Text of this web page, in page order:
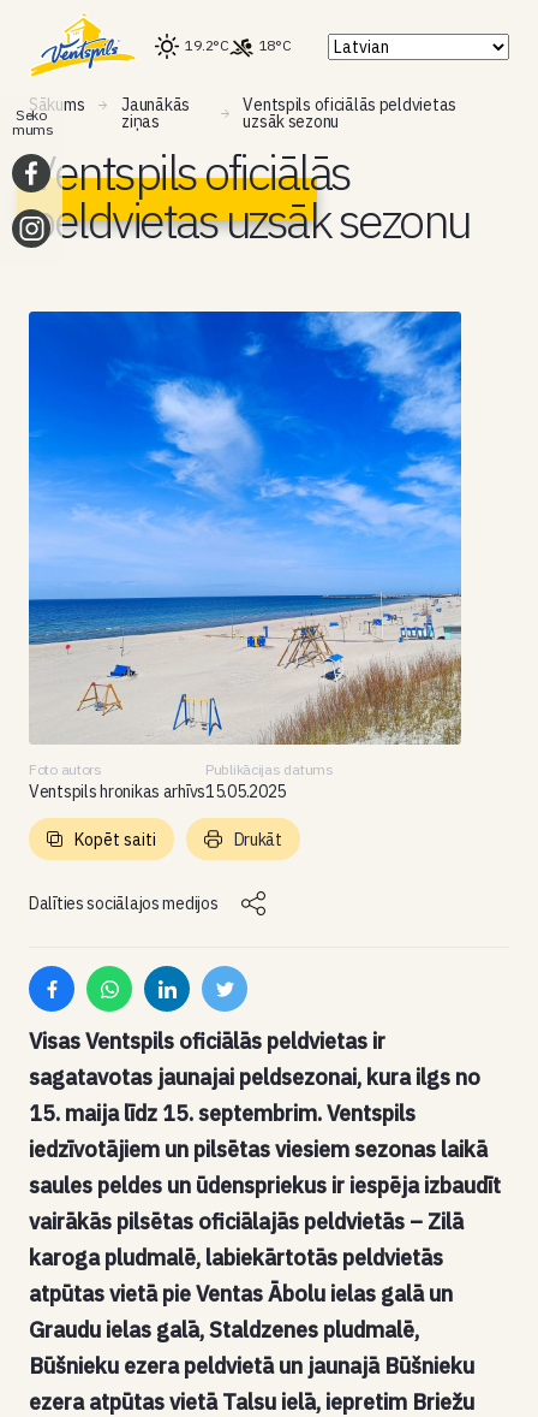
19.2°C 18°C
Sākums Jaunākās
ziņas
Ventspils oficiālās peldvietas
uzsāk sezonu
Ventspils oficiālās
peldvietas uzsāk sezonu
Foto autors
Ventspils hronikas arhīvs
Publikācijas datums
15.05.2025
Dalīties sociālajos medijos
Kopēt saiti Drukāt
Visas Ventspils oficiālās peldvietas ir
sagatavotas jaunajai peldsezonai, kura ilgs no
15. maija līdz 15. septembrim. Ventspils
iedzīvotājiem un pilsētas viesiem sezonas laikā
saules peldes un ūdenspriekus ir iespēja izbaudīt
vairākās pilsētas oficiālajās peldvietās – Zilā
karoga pludmalē, labiekārtotās peldvietās
atpūtas vietā pie Ventas Ābolu ielas galā un
Graudu ielas galā, Staldzenes pludmalē,
Būšnieku ezera peldvietā un jaunajā Būšnieku
ezera atpūtas vietā Talsu ielā, iepretim Briežu
Seko
mums